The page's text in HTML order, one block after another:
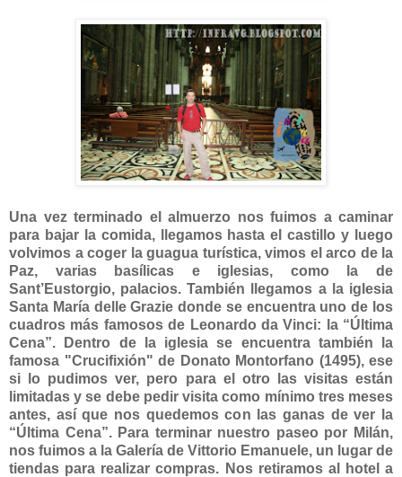
Una vez terminado el almuerzo nos fuimos a caminar
para bajar la comida, llegamos hasta el castillo y luego
volvimos a coger la guagua turística, vimos el arco de la
Paz, varias basílicas e iglesias, como la de
Sant’Eustorgio, palacios. También llegamos a la iglesia
Santa María delle Grazie donde se encuentra uno de los
cuadros más famosos de Leonardo da Vinci: la “Última
Cena”. Dentro de la iglesia se encuentra también la
famosa "Crucifixión" de Donato Montorfano (1495), ese
si lo pudimos ver, pero para el otro las visitas están
limitadas y se debe pedir visita como mínimo tres meses
antes, así que nos quedemos con las ganas de ver la
“Última Cena”. Para terminar nuestro paseo por Milán,
nos fuimos a la Galería de Vittorio Emanuele, un lugar de
tiendas para realizar compras. Nos retiramos al hotel a